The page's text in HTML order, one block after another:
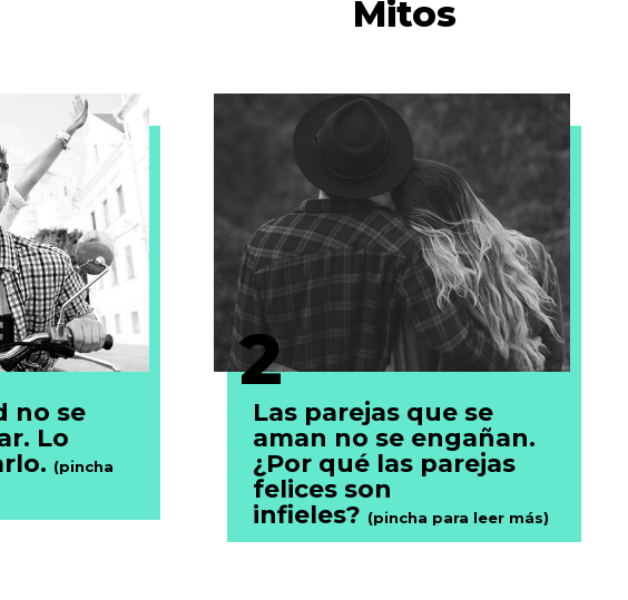
Mitos
no se
Lo
(pincha
2
Las parejas que se
aman no se engañan.
¿Por qué las parejas
felices son
infieles? (pincha para leer más)